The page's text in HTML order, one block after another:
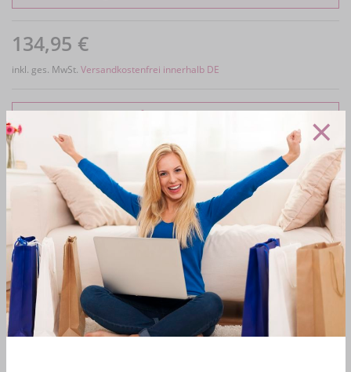
134,95 €
inkl. ges. MwSt. Versandkostenfrei innerhalb DE
Frage zum Artikel
Produktdetails Bewertungen
Kommunionkleid Malia mit Bolero I Weiß
Farbe: Weiß
Wird mit passendem Satin-Bolero geliefert
Oberstoff 100% Polyester
×